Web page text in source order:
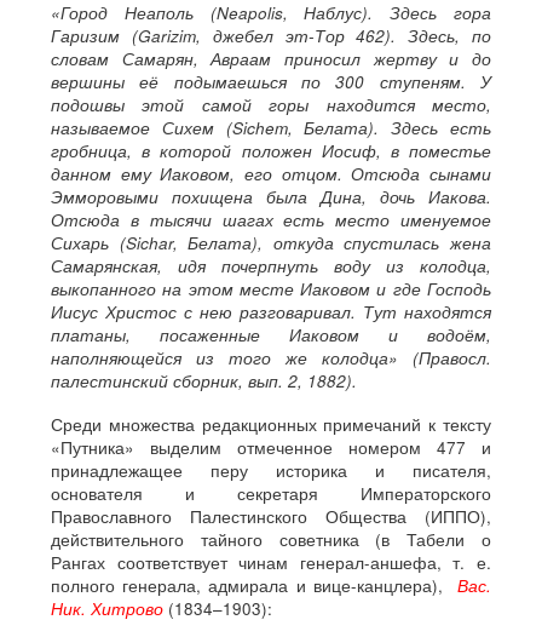
«Город Неаполь (Neapolis, Наблус). Здесь гора
Гаризим (Garizim, джебел эт-Тор 462). Здесь, по
словам Самарян, Авраам приносил жертву и до
вершины её подымаешься по 300 ступеням. У
подошвы этой самой горы находится место,
называемое Сихем (Sichem, Белата). Здесь есть
гробница, в которой положен Иосиф, в поместье
данном ему Иаковом, его отцом. Отсюда сынами
Эмморовыми похищена была Дина, дочь Иакова.
Отсюда в тысячи шагах есть место именуемое
Сихарь (Sichar, Белата), откуда спустилась жена
Самарянская, идя почерпнуть воду из колодца,
выкопанного на этом месте Иаковом и где Господь
Иисус Христос с нею разговаривал. Тут находятся
платаны, посаженные Иаковом и водоём,
наполняющейся из того же колодца» (Правосл.
палестинский сборник, вып. 2, 1882).
Среди множества редакционных примечаний к тексту
«Путника» выделим отмеченное номером 477 и
принадлежащее перу историка и писателя,
основателя и секретаря Императорского
Православного Палестинского Общества (ИППО),
действительного тайного советника (в Табели о
Рангах соответствует чинам генерал-аншефа, т. е.
полного генерала, адмирала и вице-канцлера), Вас.
Ник. Хитрово (1834–1903):